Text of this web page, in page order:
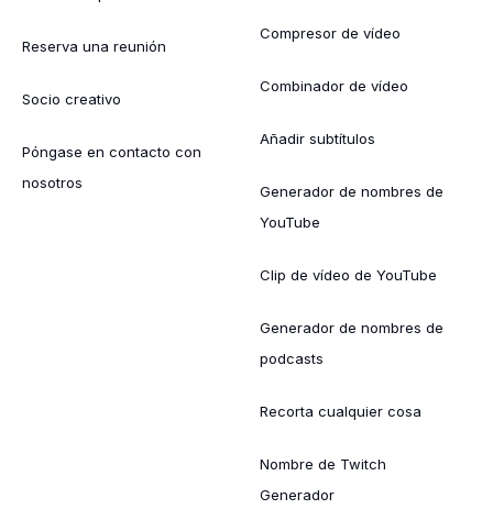
Reserva una reunión
Socio creativo
Póngase en contacto con
nosotros
Compresor de vídeo
Combinador de vídeo
Añadir subtítulos
Generador de nombres de
YouTube
Clip de vídeo de YouTube
Generador de nombres de
podcasts
Recorta cualquier cosa
Nombre de Twitch
Generador